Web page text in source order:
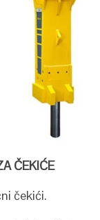
ČEKIĆE
čekići.